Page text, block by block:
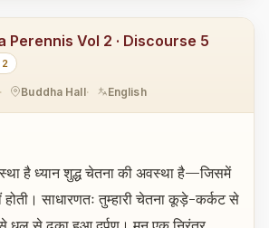
Perennis Vol 2 · Discourse 5
Buddha Hall English
है ध्यान शुद्ध चेतना की अवस्था है—जिसमें
साधारणतः तुम्हारी चेतना कूड़े-कर्कट से